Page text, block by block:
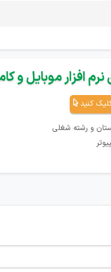
افزار موبایل و
کنید
و رشته شغلی